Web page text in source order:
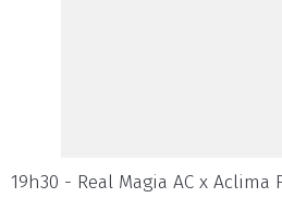
19h30 - Real Magia AC x